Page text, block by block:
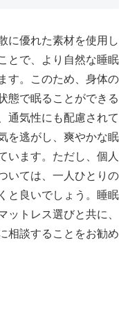
に優れた素材を使用し
とで、より自然な睡眠
す。このため、身体の
態で眠ることができる
通気性にも配慮されて
を逃がし、爽やかな眠
います。ただし、個人
いては、一人ひとりの
と良いでしょう。睡眠
ットレス選びと共に、
相談することをお勧め